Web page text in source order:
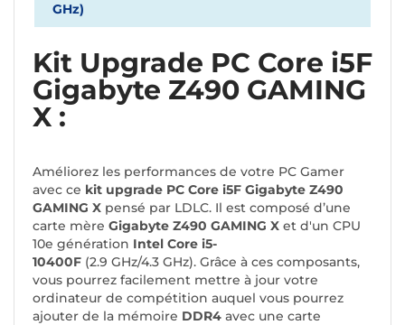
GHz)
Kit Upgrade PC Core i5F
Gigabyte Z490 GAMING
X :
Améliorez les performances de votre PC Gamer
avec ce kit upgrade PC Core i5F Gigabyte Z490
GAMING X pensé par LDLC. Il est composé d’une
carte mère Gigabyte Z490 GAMING X et d'un CPU
10e génération Intel Core i5-
10400F (2.9 GHz/4.3 GHz). Grâce à ces composants,
vous pourrez facilement mettre à jour votre
ordinateur de compétition auquel vous pourrez
ajouter de la mémoire DDR4 avec une carte